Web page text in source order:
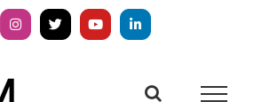
Instagram
X YouTubeLinkedIn